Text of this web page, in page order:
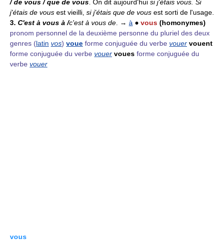
/ de vous / que de vous. On dit aujourd'hui si j'étais vous. Si
j'étais de vous est vieilli, si j'étais que de vous est sorti de l'usage.
3. C'est à vous à /c'est à vous de. → à ● vous (homonymes)
pronom personnel de la deuxième personne du pluriel des deux
genres (latin vos) voue forme conjuguée du verbe vouer vouent
forme conjuguée du verbe vouer voues forme conjuguée du
verbe vouer
vous